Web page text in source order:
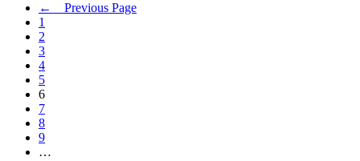
← Previous Page
1
2
3
4
5
6
7
8
9
…